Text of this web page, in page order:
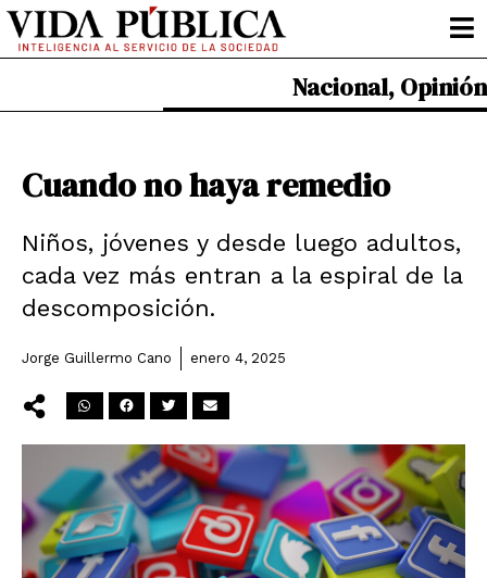
Ir
contenido
Nacional, Opinión
Cuando no haya remedio
Niños, jóvenes y desde luego adultos,
cada vez más entran a la espiral de la
descomposición.
Jorge Guillermo Cano enero 4, 2025